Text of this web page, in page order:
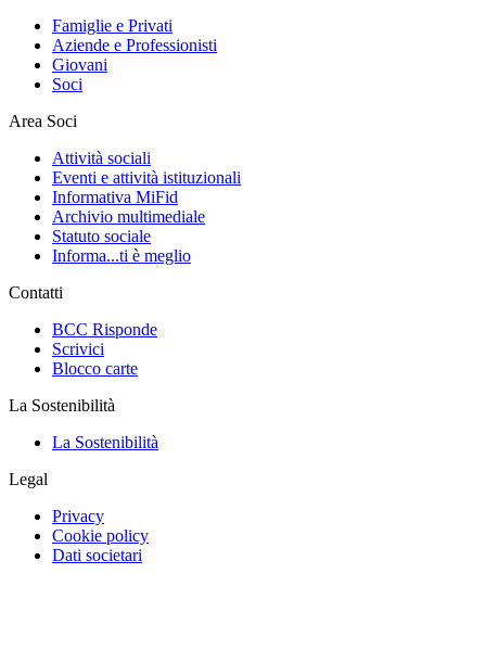
Famiglie e Privati
Aziende e Professionisti
Giovani
Soci
Area Soci
Attività sociali
Eventi e attività istituzionali
Informativa MiFid
Archivio multimediale
Statuto sociale
Informa...ti è meglio
Contatti
BCC Risponde
Scrivici
Blocco carte
La Sostenibilità
La Sostenibilità
Legal
Privacy
Cookie policy
Dati societari